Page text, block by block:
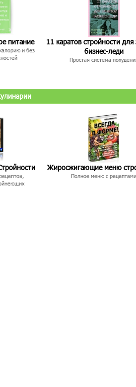
питание
и без
11 каратов стройности для
бизнес-леди
Простая система
Жиросжигающие меню
Полное меню с рецептами